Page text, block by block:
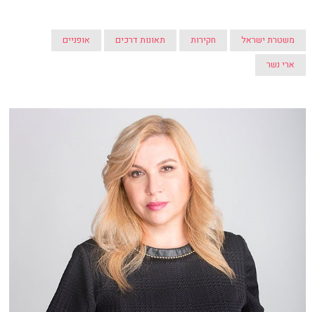
משטרת ישראל חקירות תאונות דרכים
אופניים
ארי נשר